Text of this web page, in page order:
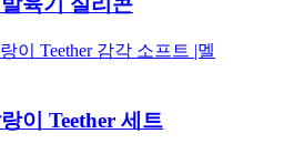
이 Teether 세트